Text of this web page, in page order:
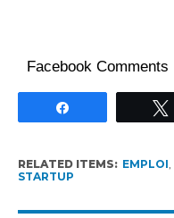
Facebook Comments
RELATED ITEMS: EMPLOI
STARTUP